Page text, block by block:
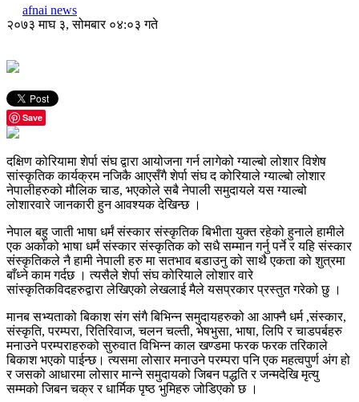
afnai news
२०७३ माघ ३, सोमबार ०४:०३ गते
Save
दक्षिण कोरियामा शेर्पा संघ द्वारा आयोजना गर्न लागेको ग्याल्बो लोशार विशेष
सांस्कृतिक कार्यक्रम नजिकै आएसँगै शेर्पा संघ द कोरियाले ग्याल्बो लोशार
नेपालीहरुको मौलिक चाड, भएकोले सबै नेपाली समुदायले यस ग्याल्बो
लोशारवारे जानकारी हुन आवश्यक देखिन्छ ।
नेपाल बहु जाती भाषा धर्मं संस्कार संस्कृतिक बिभीता युक्त रहेको हुनाले हामीले
एक अर्काको भाषा धर्मं संस्कार संस्कृतिक को सधै सम्मान गर्नु पर्ने र यहि संस्कार
संस्कृतिकले नै हामी नेपाली हरु मा सतभाव बडाउनु को साथै एकता को शुत्रमा
बाँध्ने काम गर्दछ । त्यसैले शेर्पा संघ कोरियाले लोशार वारे
सांस्कृतिकविदहरुद्वारा लेखिएको लेखलाई मैले यसप्रकार प्रस्तुत गरेको छु ।
मानब सभ्यताको बिकाश संग संगै बिभिन्न समुदायहरुको आ आफ्नै धर्म ,संस्कार,
संस्कृति, परम्परा, रितिरिवाज, चलन चल्ती, भेषभुसा, भाषा, लिपि र चाडपर्बहरु
मनाउने परम्पराहरुको सुरुवात विभिन्न काल खण्डमा फरक फरक तरिकाले
बिकाश भएको पाईन्छ। त्यसमा लोसार मनाउने परम्परा पनि एक महत्वपुर्ण अंग हो
र जसको आधारमा लोसार मान्ने समुदायको जिबन पद्धति र जन्मदेखि मृत्यु
सम्मको जिबन चक्र र धार्मिक पृष्ठ भुमिहरु जोडिएको छ ।